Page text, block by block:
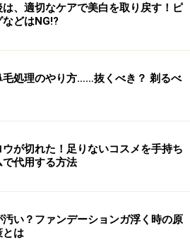
入れておけば準備は万端です。効
れらの位置をしっかり意識しな
イズにチャレンジです！
イセプス（やさしい編）
高く座り、背筋を伸ばしたまま
後ろに手を付きます。
は、適切なケアで美白を取り戻す！ピ
どはNG!?
毛処理のやり方……抜くべき？ 剃るべ
ウが切れた！足りないコスメを手持ち
で代用する方法
汚い？ファンデーションガ浮く時の原
とは